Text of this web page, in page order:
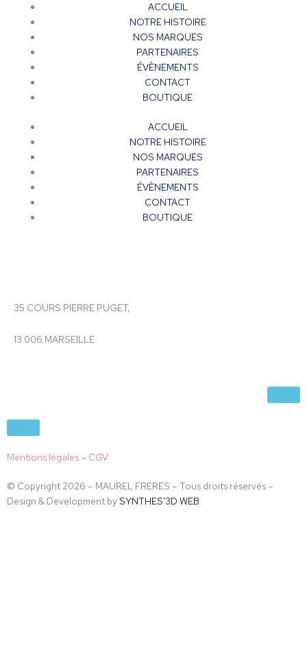
ACCUEIL
NOTRE HISTOIRE
NOS MARQUES
PARTENAIRES
ÉVÈNEMENTS
CONTACT
BOUTIQUE
ACCUEIL
NOTRE HISTOIRE
NOS MARQUES
PARTENAIRES
ÉVÈNEMENTS
CONTACT
BOUTIQUE
35 COURS PIERRE PUGET,
13 006 MARSEILLE
Mentions légales – CGV
© Copyright 2026 – MAUREL FRERES – Tous droits réservés –
Design & Development by SYNTHES’3D WEB